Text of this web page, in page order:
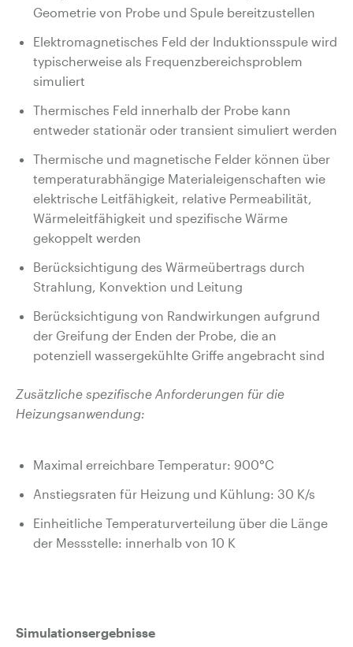
Geometrie von Probe und Spule bereitzustellen
Elektromagnetisches Feld der Induktionsspule wird
typischerweise als Frequenzbereichsproblem
simuliert
Thermisches Feld innerhalb der Probe kann
entweder stationär oder transient simuliert werden
Thermische und magnetische Felder können über
temperaturabhängige Materialeigenschaften wie
elektrische Leitfähigkeit, relative Permeabilität,
Wärmeleitfähigkeit und spezifische Wärme
gekoppelt werden
Berücksichtigung des Wärmeübertrags durch
Strahlung, Konvektion und Leitung
Berücksichtigung von Randwirkungen aufgrund
der Greifung der Enden der Probe, die an
potenziell wassergekühlte Griffe angebracht sind
Zusätzliche spezifische Anforderungen für die
Heizungsanwendung:
Maximal erreichbare Temperatur: 900°C
Anstiegsraten für Heizung und Kühlung: 30 K/s
Einheitliche Temperaturverteilung über die Länge
der Messstelle: innerhalb von 10 K
Simulationsergebnisse